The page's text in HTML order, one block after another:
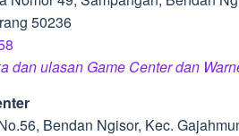
50236
dan ulasan Game Center dan
Bendan Ngisor, Kec.